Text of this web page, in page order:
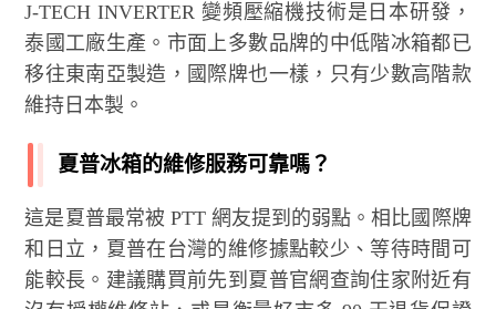
J-TECH INVERTER 變頻壓縮機技術是日本研發，
泰國工廠生產。市面上多數品牌的中低階冰箱都已
移往東南亞製造，國際牌也一樣，只有少數高階款
維持日本製。
夏普冰箱的維修服務可靠嗎？
這是夏普最常被 PTT 網友提到的弱點。相比國際牌
和日立，夏普在台灣的維修據點較少、等待時間可
能較長。建議購買前先到夏普官網查詢住家附近有